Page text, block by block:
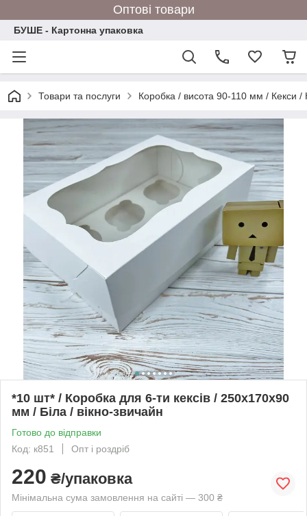
Оптові товари
БУШЕ - Картонна упаковка
Товари та послуги Коробка / висота 90-110 мм / Кекси /
*10 шт* / Коробка для 6-ти кексів / 250х170х90
мм / Біла / вікно-звичайн
Готово до відправки
Код: к851
Опт і роздріб
220 ₴/упаковка
Мінімальна сума замовлення на сайті — 300 ₴